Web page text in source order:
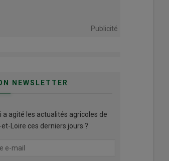
Publicité
NEWSLETTER
a agité les actualités agricoles de
et-Loire ces derniers jours ?